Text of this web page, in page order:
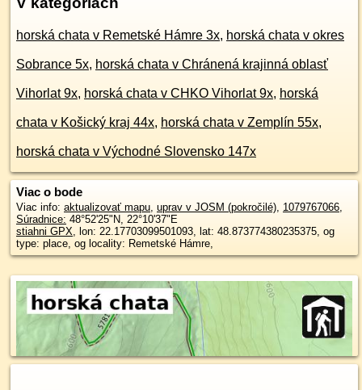
horská chata v Remetské Hámre 3x, horská chata v okres
Sobrance 5x, horská chata v Chránená krajinná oblasť
Vihorlat 9x, horská chata v CHKO Vihorlat 9x, horská
chata v Košický kraj 44x, horská chata v Zemplín 55x,
horská chata v Východné Slovensko 147x
Viac o bode
Viac info: aktualizovať mapu, uprav v JOSM (pokročilé), 1079767066,
Súradnice: 48°52'25"N, 22°10'37"E
stiahni GPX, lon: 22.17703099501093, lat: 48.873774380235375, og
type: place, og locality: Remetské Hámre,